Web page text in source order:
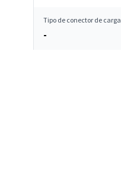
Tipo de conector de carga
-